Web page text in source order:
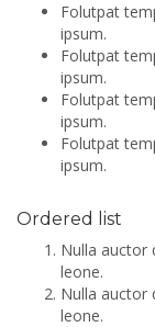
Folutpat
ipsum.
Folutpat
ipsum.
Folutpat
ipsum.
Folutpat
ipsum.
Ordered list
Nulla auctor
leone.
Nulla auctor
leone.